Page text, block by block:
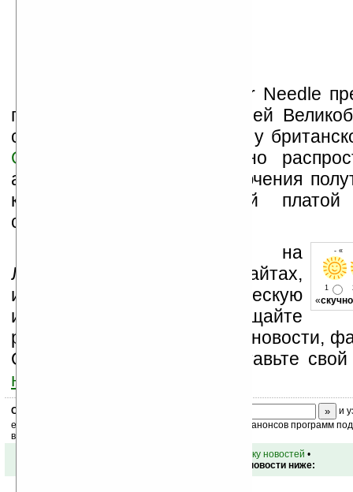
Коммуникатор Ted Baker Needle
первую очередь, для жителей
сейчас его можно получить у
Orange
, который бесплатно
аппарат при условии заключения
контракта с абонентской
стерлингов в месяц.
- «
1
«скучно
Устанавливайте линк на
Ладошки на своих сайтах,
изучайте коммерческую
информацию, посещайте
разделы сайта (форум, чат, новости,
Оцените эту новость и оставьте
ниже на странице
Скоро
и
ежедневный или еженедельный дайджест новостей, анонсов программ
ваш почтовый ящик.
вернуться к списку новостей •
Обсуждение этой новости ниже: